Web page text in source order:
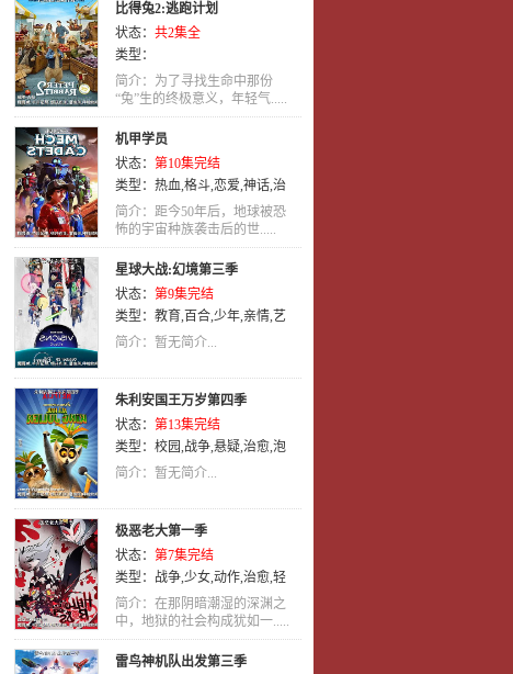
同人,少年,少年爱,校园
情,后宫,英语,奇幻
幻,动画
比得兔2:逃跑计划
状态： 共2集全
类型：
简介：为了寻找生命中那份
“兔”生的终极意义，年轻气.....
机甲学员
状态： 第10集完结
类型： 热血,格斗,恋爱,神话,治
愈,冒险,剧情,日语, 英语,动画
简介：距今50年后，地球被恐
怖的宇宙种族袭击后的世.....
星球大战:幻境第三季
状态： 第9集完结
类型： 教育, 百合,少年,亲情,艺
术,英语,动画
简介：暂无简介...
朱利安国王万岁第四季
状态： 第13集完结
类型： 校园,战争,悬疑,治愈,泡
面番,英语,动画,喜剧
简介：暂无简介...
极恶老大第一季
状态： 第7集完结
类型： 战争,少女,动作,治愈,轻
松,英语,动画
简介：在那阴暗潮湿的深渊之
中，地狱的社会构成犹如一.....
雷鸟神机队出发第三季